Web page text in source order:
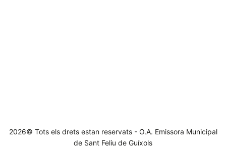
2026© Tots els drets estan reservats - O.A. Emissora Municipal
de Sant Feliu de Guíxols